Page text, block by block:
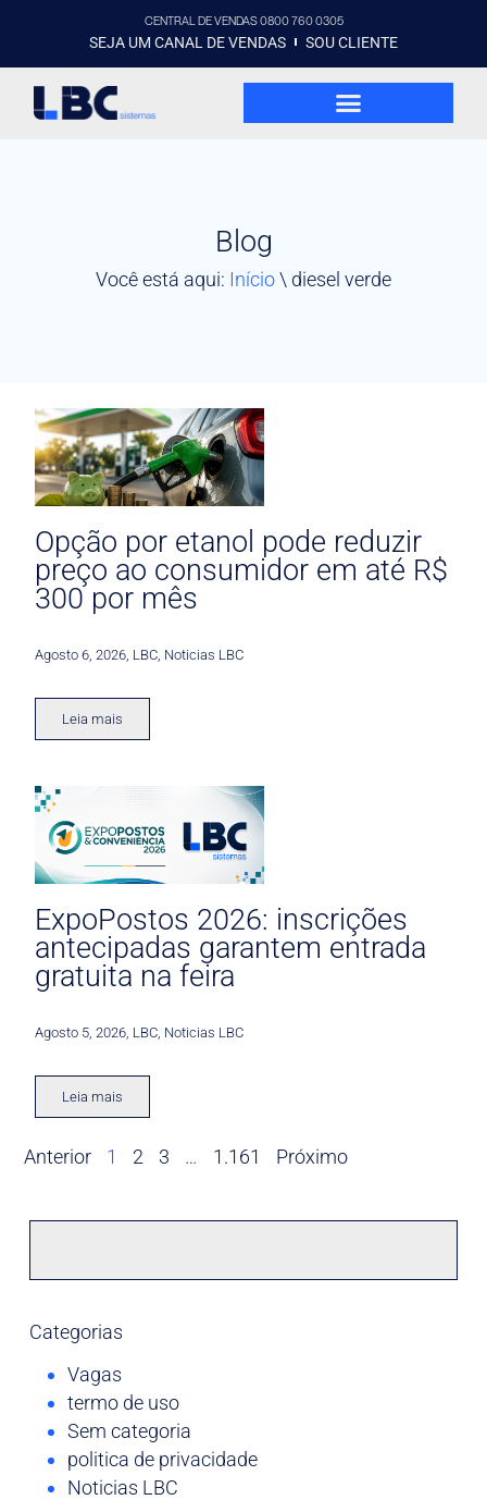
CENTRAL DE VENDAS 0800 760 0305
SEJA UM CANAL DE VENDAS SOU CLIENTE
Blog
Você está aqui: Início\ diesel verde
Opção por etanol pode reduzir
preço ao consumidor em até R$
300 por mês
Agosto 6, 2026 LBC Noticias LBC
Leia mais
ExpoPostos 2026: inscrições
antecipadas garantem entrada
gratuita na feira
Agosto 5, 2026 LBC Noticias LBC
Leia mais
Anterior 1 2 3 … 1.161 Próximo
Categorias
Vagas
termo de uso
Sem categoria
politica de privacidade
Noticias LBC